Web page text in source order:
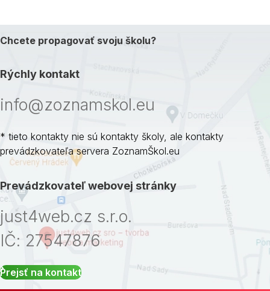
Chcete propagovať svoju školu?
Rýchly kontakt
info@zoznamskol.eu
* tieto kontakty nie sú kontakty školy, ale kontakty
prevádzkovateľa servera ZoznamŠkol.eu
Prevádzkovateľ webovej stránky
just4web.cz s.r.o.
IČ: 27547876
Prejsť na kontakt